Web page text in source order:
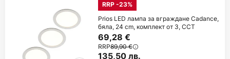
RRP -23%
Prios LED лампа за вграждане Cadance,
бяла, 24 cm, комплект от 3, CCT
69,28 €
RRP89,90 €
135,50 лв.